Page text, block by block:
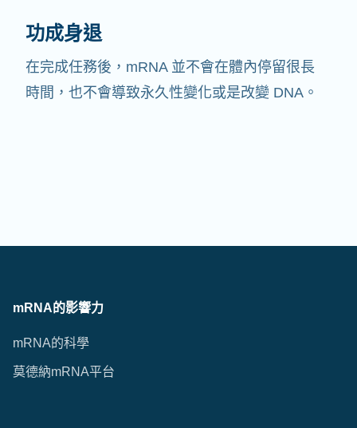
功成身退
在完成任務後，mRNA 並不會在體內停留很長
時間，也不會導致永久性變化或是改變 DNA。
mRNA的影響力
mRNA的科學
莫德納mRNA平台